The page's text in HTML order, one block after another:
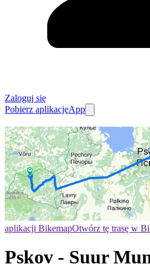
Zaloguj się
Pobierz aplikacjęApp
aplikacji BikemapOtwórz tę trasę w
Pskov - Suur